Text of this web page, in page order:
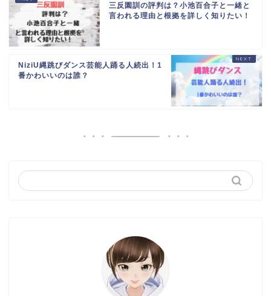
三反園訓の評判は？小池百合子と一緒と
言われる理由と根拠を詳しく知りたい！
NiziU縄跳びダンス芸能人踊る人続出！1
番かわいいのは誰？